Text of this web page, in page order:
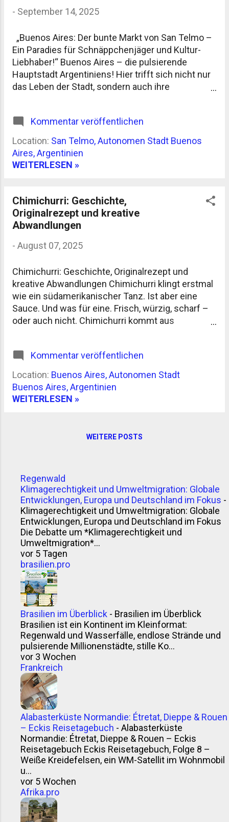
fördert Start-ups, organisiert Hackathons und
manchmal mehr nach Mate-Tee als nach Zukunft
– aber genau das ist der Mix, der funktioniert.
Technologie im Alltag Man könnte me...
- September 14, 2025
„Buenos Aires: Der bunte Markt von San Telmo –
Ein Paradies für Schnäppchenjäger und Kultur-
Liebhaber!“ Buenos Aires – die pulsierende
Hauptstadt Argentiniens! Hier trifft sich nicht nur
das Leben der Stadt, sondern auch ihre
ist ein wahres Highlight, das die Herzen der
Touristen und Einheimischen gleichermaßen
erobert hat. Wenn du auf der Suche nach Kunst ,
Antiquitäten oder täglichen Schnäppchen bist,
ein Stadtteil, der wie aus einer anderen Zeit wirkt.
Enge, gepflasterte Gassen, historische Gebäude
und Tango-Musik aus den Straßencafés machen
diesen Ort so besonders. Aber was den Markt von
San Telmo wirklich auszeichnet, ist die Mischung
internationalem Kunsthandwerk. Hier findest du
alles von Antiquitäten , die dich in vergangene
Zeit...
Kommentar veröffentlichen
Location: San Telmo, Autonomen Stadt Buenos
Aires, Argentinien
WEITERLESEN »
Chimichurri: Geschichte,
Originalrezept und kreative
Abwandlungen
- August 07, 2025
Chimichurri: Geschichte, Originalrezept und
kreative Abwandlungen Chimichurri klingt erstmal
wie ein südamerikanischer Tanz. Ist aber eine
Sauce. Und was für eine. Frisch, würzig, scharf –
oder auch nicht. Chimichurri kommt aus
Chimichurri kein echtes Asado. Punkt. Woher
kommt Chimichurri? Die Herkunft ist nicht ganz
eindeutig belegt – wie so oft bei
Traditionsrezepten. Wahrscheinlich stammt das
stimmt? Wer weiß. Klingt jedenfalls gut genug für
einen Grillabend. Andere sagen, der Name sei ein
argentinisches Kauderwelsch aus Englisch,
Baskisch und Spanisch – „che mi curry“ oder „give
me the curry“. Vielleicht. Sicher ...
Kommentar veröffentlichen
Location: Buenos Aires, Autonomen Stadt
Buenos Aires, Argentinien
WEITERLESEN »
WEITERE POSTS
Regenwald
Klimagerechtigkeit und Umweltmigration: Globale
Entwicklungen, Europa und Deutschland im Fokus -
Klimagerechtigkeit und Umweltmigration: Globale
Entwicklungen, Europa und Deutschland im Fokus
Die Debatte um *Klimagerechtigkeit und
Umweltmigration*...
vor 5 Tagen
brasilien.pro
Brasilien im Überblick - Brasilien im Überblick
Brasilien ist ein Kontinent im Kleinformat:
Regenwald und Wasserfälle, endlose Strände und
pulsierende Millionenstädte, stille Ko...
vor 3 Wochen
Frankreich
Alabasterküste Normandie: Étretat, Dieppe & Rouen
– Eckis Reisetagebuch - Alabasterküste
Normandie: Étretat, Dieppe & Rouen – Eckis
Reisetagebuch Eckis Reisetagebuch, Folge 8 –
Weiße Kreidefelsen, ein WM-Satellit im Wohnmobil
u...
vor 5 Wochen
Afrika.pro